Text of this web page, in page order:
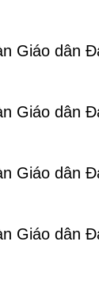
Giáo dân
Giáo dân
Giáo dân
Giáo dân